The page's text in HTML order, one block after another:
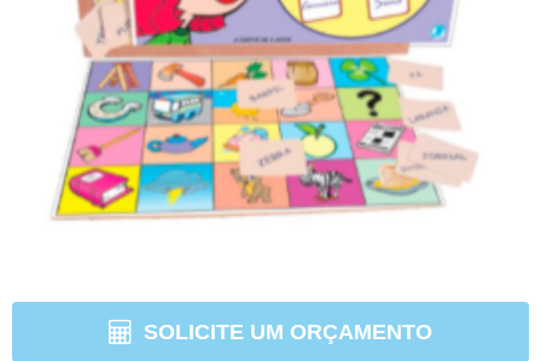
SOLICITE UM ORÇAMENTO